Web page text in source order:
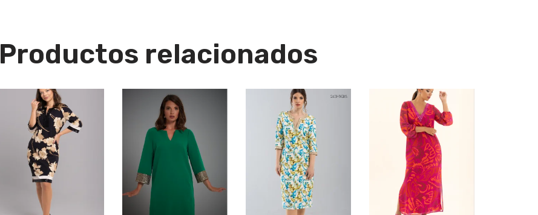
Productos relacionados